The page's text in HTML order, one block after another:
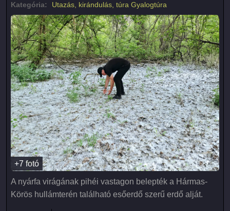
Kategória:
Utazás, kirándulás, túra Gyalogtúra
+7 fotó
A nyárfa virágának pihéi vastagon belepték a Hármas-
Körös hullámterén található esőerdő szerű erdő alját.